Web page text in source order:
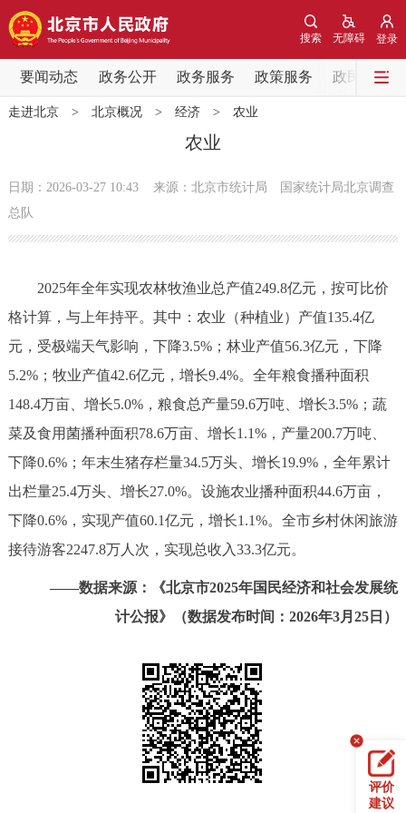
登录
无障碍
搜索
要闻动态 政务公开 政务服务 政策服务 政民互动
要闻动态
党中央精神 国务院信息
市领导 机构职能 政策服务
政策兑现 政策解读 回应关切
决策公开 专题公开
政务服务
个人服务 法人服务 部门服务
12345网上接诉即办 我要咨询
在线访谈
走进北京> 北京概况> 经济> 农业
农业
日期：2026-03-27 10:43
来源：北京市统计局 国家统计局北京调查
总队
2025年全年实现农林牧渔业总产值249.8亿元，按可比价
格计算，与上年持平。其中：农业（种植业）产值135.4亿
元，受极端天气影响，下降3.5%；林业产值56.3亿元，下降
5.2%；牧业产值42.6亿元，增长9.4%。全年粮食播种面积
148.4万亩、增长5.0%，粮食总产量59.6万吨、增长3.5%；蔬
菜及食用菌播种面积78.6万亩、增长1.1%，产量200.7万吨、
下降0.6%；年末生猪存栏量34.5万头、增长19.9%，全年累计
出栏量25.4万头、增长27.0%。设施农业播种面积44.6万亩，
下降0.6%，实现产值60.1亿元，增长1.1%。全市乡村休闲旅游
接待游客2247.8万人次，实现总收入33.3亿元。
——数据来源：《北京市2025年国民经济和社会发展统
计公报》（数据发布时间：2026年3月25日）
评价
建议